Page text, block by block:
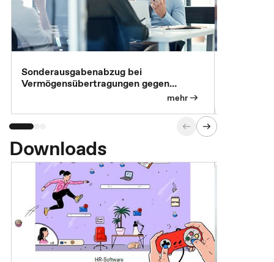
Sonderausgabenabzug bei
Vermögensübertragungen gegen
mehr
Downloads